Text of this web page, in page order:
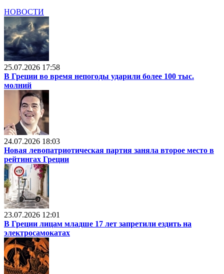
НОВОСТИ
25.07.2026 17:58
В Греции во время непогоды ударили более 100 тыс.
молний
24.07.2026 18:03
Новая левопатриотическая партия заняла второе место в
рейтингах Греции
23.07.2026 12:01
В Греции лицам младше 17 лет запретили ездить на
электросамокатах